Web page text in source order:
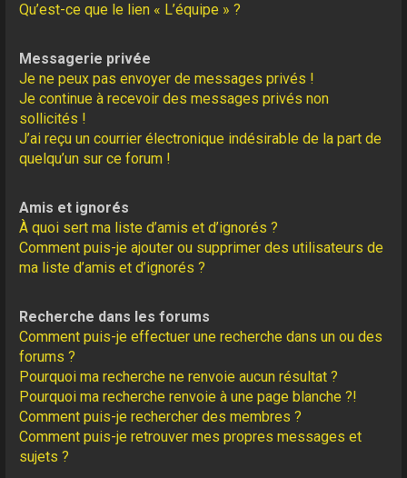
Qu’est-ce que le lien « L’équipe » ?
Messagerie privée
Je ne peux pas envoyer de messages privés !
Je continue à recevoir des messages privés non
sollicités !
J’ai reçu un courrier électronique indésirable de la part de
quelqu’un sur ce forum !
Amis et ignorés
À quoi sert ma liste d’amis et d’ignorés ?
Comment puis-je ajouter ou supprimer des utilisateurs de
ma liste d’amis et d’ignorés ?
Recherche dans les forums
Comment puis-je effectuer une recherche dans un ou des
forums ?
Pourquoi ma recherche ne renvoie aucun résultat ?
Pourquoi ma recherche renvoie à une page blanche ?!
Comment puis-je rechercher des membres ?
Comment puis-je retrouver mes propres messages et
sujets ?